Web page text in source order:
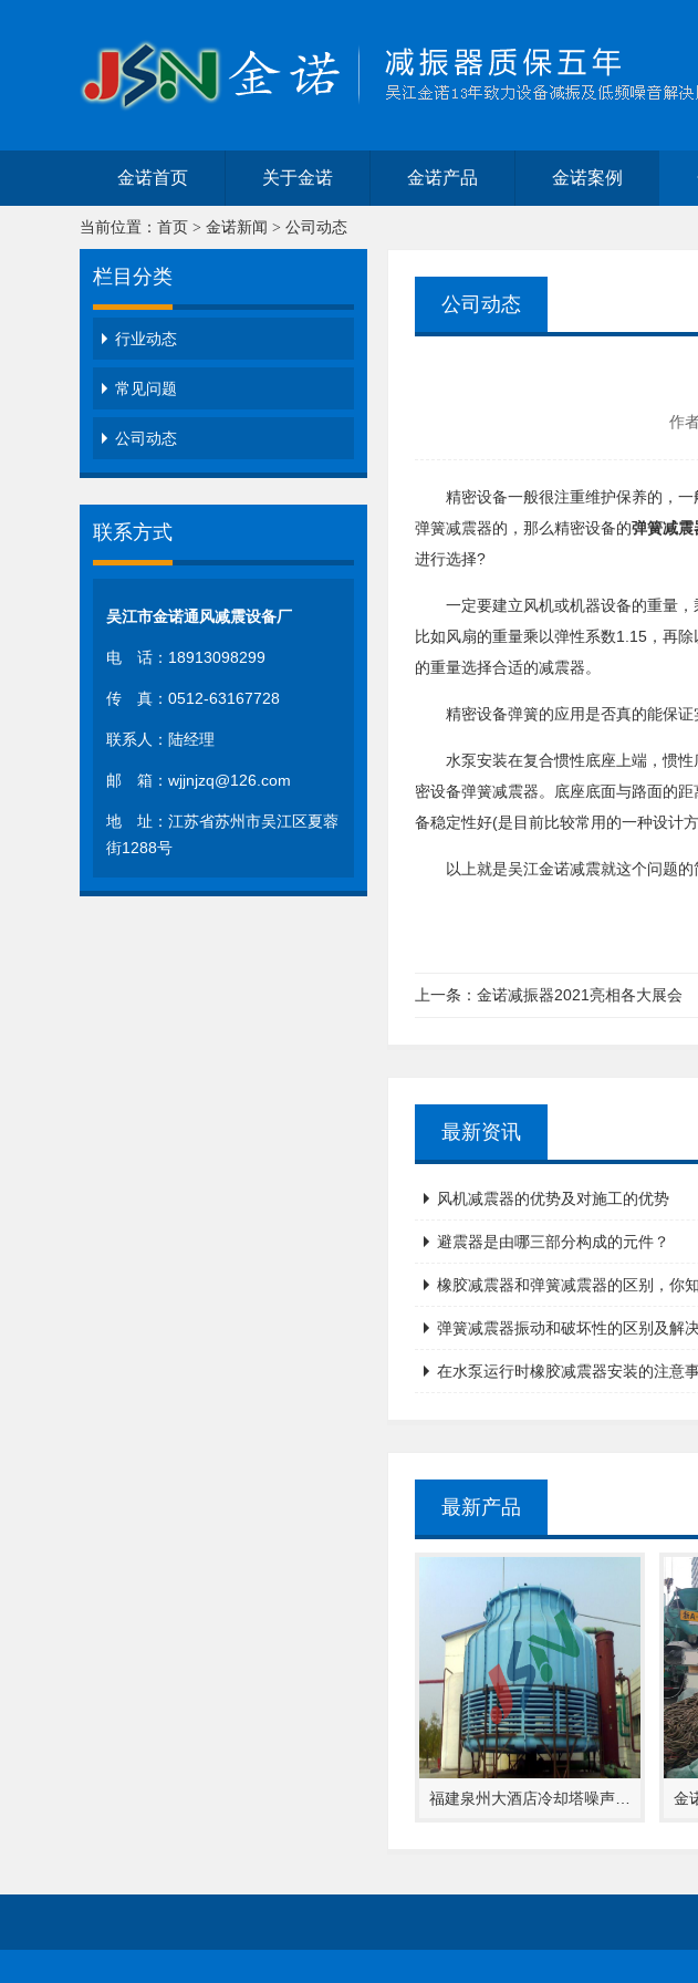
金诺首页 关于金诺 金诺产品 金诺案例
当前位置： 首页 > 金诺新闻 > 公司动态
栏目分类
行业动态
常见问题
公司动态
联系方式
吴江市金诺通风减震设备厂
电 话：18913098299
传 真：0512-63167728
联系人：陆经理
邮 箱：wjjnjzq@126.com
地 址：江苏省苏州市吴江区夏蓉
街1288号
公司动态
作
精密设备一般很注重维护保养的，一
弹簧减震器的，那么精密设备的弹簧减震
进行选择?
一定要建立风机或机器设备的重量，
比如风扇的重量乘以弹性系数1.15，再
的重量选择合适的减震器。
精密设备弹簧的应用是否真的能保证
水泵安装在复合惯性底座上端，惯性
密设备弹簧减震器。底座底面与路面的
备稳定性好(是目前比较常用的一种设计
以上就是吴江金诺减震就这个问题的
上一条： 金诺减振器2021亮相各大展会
最新资讯
风机减震器的优势及对施工的优势
避震器是由哪三部分构成的元件？
橡胶减震器和弹簧减震器的区别，你
弹簧减震器振动和破坏性的区别及解
在水泵运行时橡胶减震器安装的注意
最新产品
福建泉州大酒店冷却塔噪声… 金